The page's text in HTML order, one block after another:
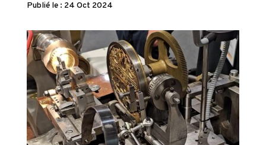
Publié le : 24 Oct 2024